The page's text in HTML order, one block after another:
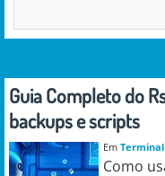
Guia Completo do
backups e scripts
Em Terminal
Como